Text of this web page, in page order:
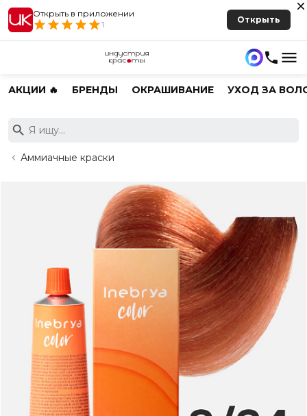
Открыть в приложении
1
Открыть
АКЦИИ 🔥 БРЕНДЫ ОКРАШИВАНИЕ УХОД ЗА
Аммиачные краски